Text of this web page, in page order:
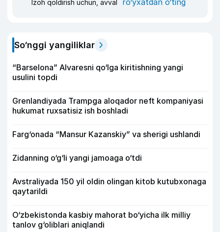
Izoh qoldirish uchun, avval
So‘nggi yangiliklar
“Barselona” Alvaresni qo‘lga kiritishning yangi
usulini topdi
Grenlandiyada Trampga aloqador neft kompaniyasi
hukumat ruxsatisiz ish boshladi
Farg‘onada “Mansur Kazanskiy” va sherigi ushlandi
Zidanning o‘g‘li yangi jamoaga o‘tdi
Avstraliyada 150 yil oldin olingan kitob kutubxonaga
qaytarildi
O‘zbekistonda kasbiy mahorat bo‘yicha ilk milliy
tanlov g‘oliblari aniqlandi